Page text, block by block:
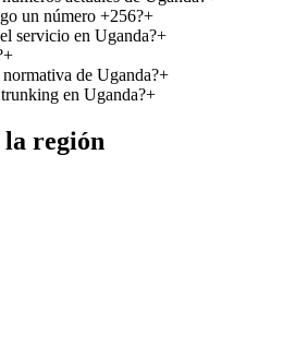
un número +256?+
servicio en Uganda?+
+
de Uganda?+
en Uganda?+
la región